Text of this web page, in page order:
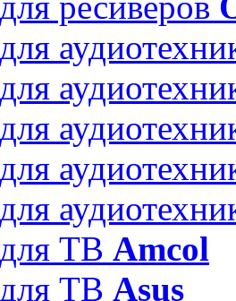
ТВ Amcol
ТВ Asus